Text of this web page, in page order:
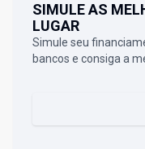
SIMULE AS
LUGAR
Simule seu
bancos e consiga a